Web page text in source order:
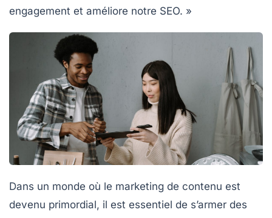
engagement et améliore notre SEO. »
Dans un monde où le marketing de contenu est
devenu primordial, il est essentiel de s’armer des